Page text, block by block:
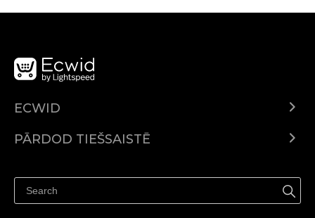
ECWID
Izcenojumi
PĀRDOD TIEŠSAISTĒ
Pārdod Facebook
Pārdod Instagram